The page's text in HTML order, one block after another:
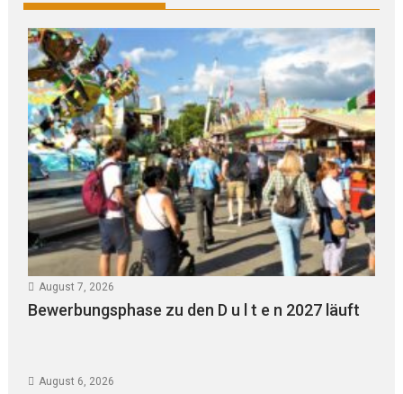
August 7, 2026
Bewerbungsphase zu den D u l t e n 2027 läuft
August 6, 2026